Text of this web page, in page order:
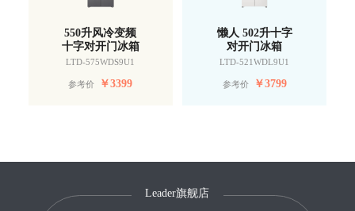
550升风冷变频
十字对开门冰箱
LTD-575WDS9U1
参考价 ￥3399
懒人 502升十字
对开门冰箱
LTD-521WDL9U1
参考价 ￥3799
Leader旗舰店